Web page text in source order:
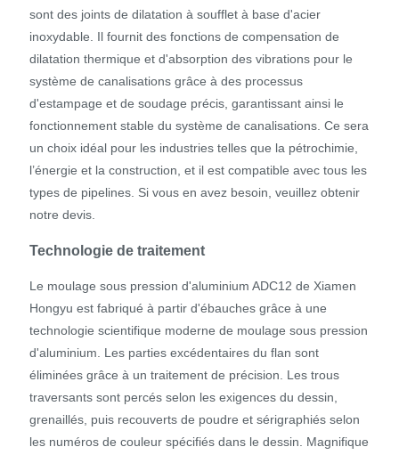
sont des joints de dilatation à soufflet à base d'acier
inoxydable. Il fournit des fonctions de compensation de
dilatation thermique et d'absorption des vibrations pour le
système de canalisations grâce à des processus
d'estampage et de soudage précis, garantissant ainsi le
fonctionnement stable du système de canalisations. Ce sera
un choix idéal pour les industries telles que la pétrochimie,
l’énergie et la construction, et il est compatible avec tous les
types de pipelines. Si vous en avez besoin, veuillez obtenir
notre devis.
Technologie de traitement
Le moulage sous pression d'aluminium ADC12 de Xiamen
Hongyu est fabriqué à partir d'ébauches grâce à une
technologie scientifique moderne de moulage sous pression
d'aluminium. Les parties excédentaires du flan sont
éliminées grâce à un traitement de précision. Les trous
traversants sont percés selon les exigences du dessin,
grenaillés, puis recouverts de poudre et sérigraphiés selon
les numéros de couleur spécifiés dans le dessin. Magnifique